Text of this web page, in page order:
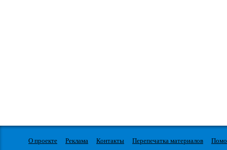
О проекте Реклама Контакты Перепечатка материалов